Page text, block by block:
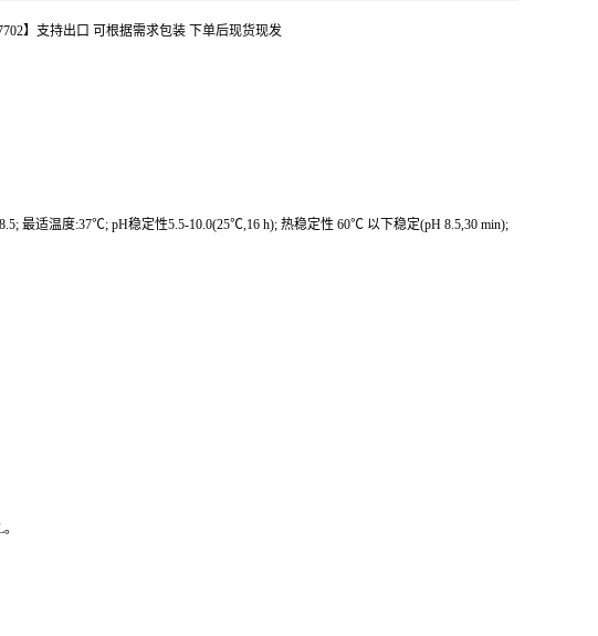
】支持出口 可根据需求包装 下单后现货现发
最适温度:37℃; pH稳定性5.5-10.0(25℃,16 h); 热稳定性 60℃ 以下稳定(pH 8.5,30 min);